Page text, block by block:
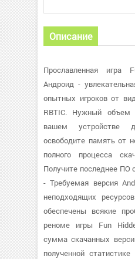
Описание
Прославленная игра
Андроид -
опытных игроков от
RBTIC. Нужный объем
вашем устройстве
освободите память от
полного процесса
Получите последнее ПО
- Требуемая версия
неподходящих
обеспечены всякие
реноме игры Fun
сумма скачанных
полученной